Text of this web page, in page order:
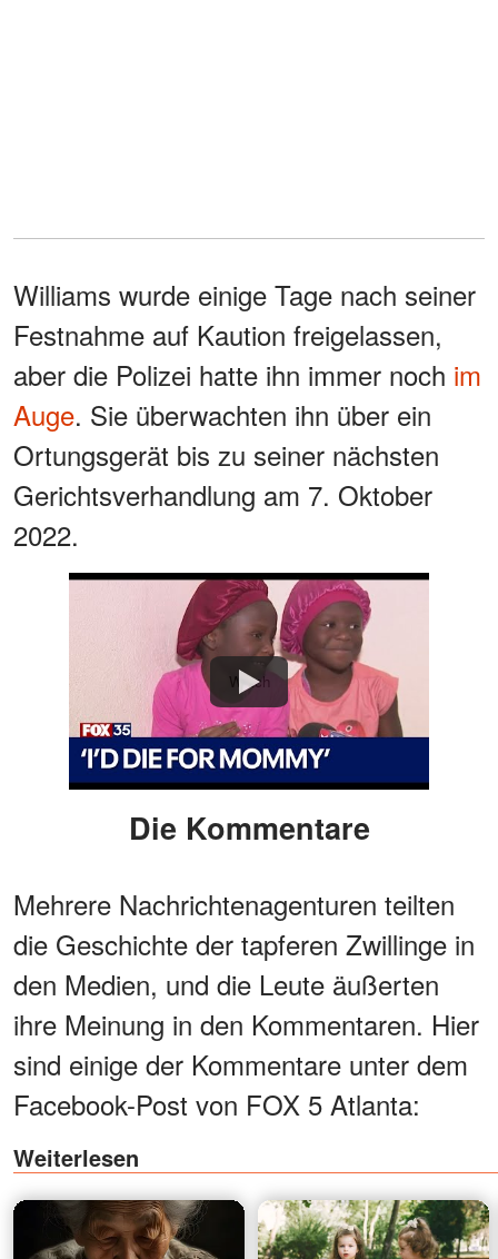
Williams wurde einige Tage nach seiner
Festnahme auf Kaution freigelassen,
aber die Polizei hatte ihn immer noch im
Auge. Sie überwachten ihn über ein
Ortungsgerät bis zu seiner nächsten
Gerichtsverhandlung am 7. Oktober
2022.
Watch
Die Kommentare
Mehrere Nachrichtenagenturen teilten
die Geschichte der tapferen Zwillinge in
den Medien, und die Leute äußerten
ihre Meinung in den Kommentaren. Hier
sind einige der Kommentare unter dem
Facebook-Post von FOX 5 Atlanta:
Weiterlesen